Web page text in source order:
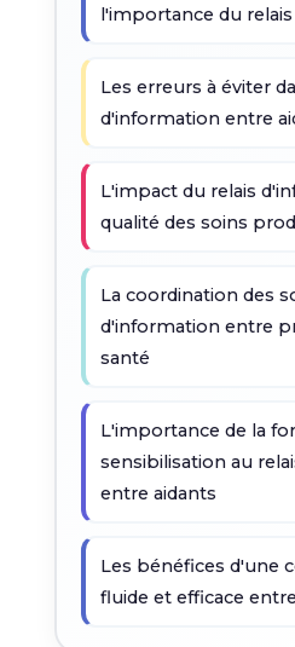
l'importance du
Les erreurs à éviter
d'information entre
L'impact du relais
qualité des soins
La coordination des
d'information entre
santé
L'importance de la
sensibilisation au
entre aidants
Les bénéfices d'une
fluide et efficace